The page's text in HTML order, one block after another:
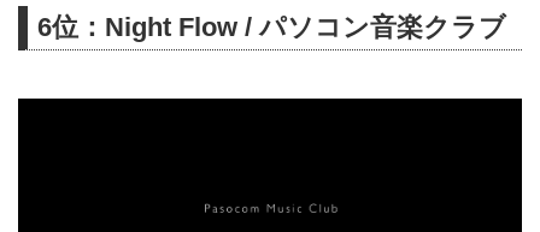
バーと共に トップアイドルを目
指し日々アイドル研究をしてい
6位：Night Flow / パソコン音楽クラブ